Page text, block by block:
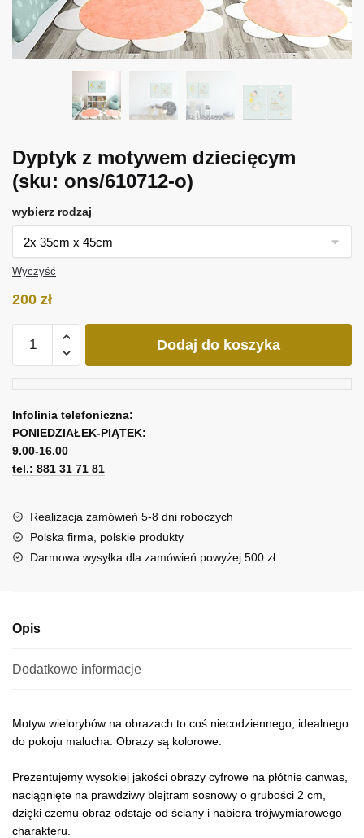
Dyptyk z motywem dziecięcym
(sku: ons/610712-o)
wybierz rodzaj
Wyczyść
200 zł
Dyptyk
dziecięcym
Dodaj do koszyka
Infolinia telefoniczna:
PONIEDZIAŁEK-PIĄTEK:
9.00-16.00
tel.: 881 31 71 81
Realizacja zamówień 5-8 dni roboczych
Polska firma, polskie produkty
Darmowa wysyłka dla zamówień powyżej 500 zł
Opis
Dodatkowe informacje
Motyw wielorybów na obrazach to coś niecodziennego, idealnego
do pokoju malucha. Obrazy są kolorowe.
Prezentujemy wysokiej jakości obrazy cyfrowe na płótnie canwas,
naciągnięte na prawdziwy blejtram sosnowy o grubości 2 cm,
dzięki czemu obraz odstaje od ściany i nabiera trójwymiarowego
charakteru.